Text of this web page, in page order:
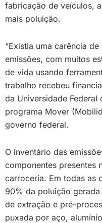
fabricação de veículos,
mais poluição.
“Existia uma carência
emissões, com muitos
de vida usando
trabalho recebeu
da Universidade Federal
programa Mover
governo federal.
O inventário das
componentes presentes
carroceria. Em todas as
90% da poluição
de extração e pré-
puxada por aço,